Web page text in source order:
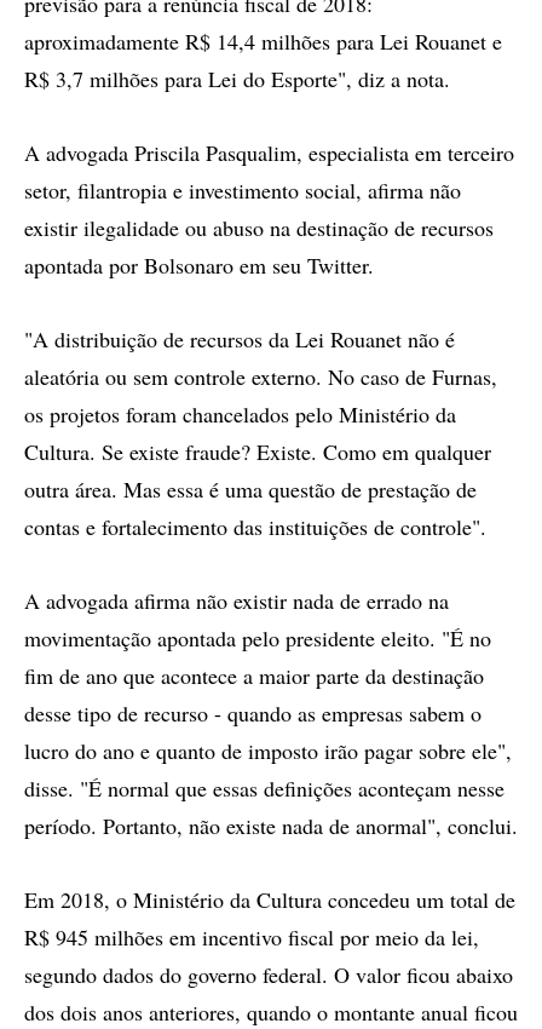
aproximadamente R$ 14,4 milhões para Lei Rouanet e
R$ 3,7 milhões para Lei do Esporte", diz a nota.
A advogada Priscila Pasqualim, especialista em terceiro
setor, filantropia e investimento social, afirma não
existir ilegalidade ou abuso na destinação de recursos
apontada por Bolsonaro em seu Twitter.
"A distribuição de recursos da Lei Rouanet não é
aleatória ou sem controle externo. No caso de Furnas,
os projetos foram chancelados pelo Ministério da
Cultura. Se existe fraude? Existe. Como em qualquer
outra área. Mas essa é uma questão de prestação de
contas e fortalecimento das instituições de controle".
A advogada afirma não existir nada de errado na
movimentação apontada pelo presidente eleito. "É no
fim de ano que acontece a maior parte da destinação
desse tipo de recurso - quando as empresas sabem o
lucro do ano e quanto de imposto irão pagar sobre ele",
disse. "É normal que essas definições aconteçam nesse
período. Portanto, não existe nada de anormal", conclui.
Em 2018, o Ministério da Cultura concedeu um total de
R$ 945 milhões em incentivo fiscal por meio da lei,
segundo dados do governo federal. O valor ficou abaixo
dos dois anos anteriores, quando o montante anual ficou